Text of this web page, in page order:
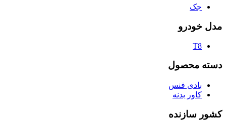
جک
مدل خودرو
T8
دسته محصول
بادی فنس
کاور بدنه
کشور سازنده